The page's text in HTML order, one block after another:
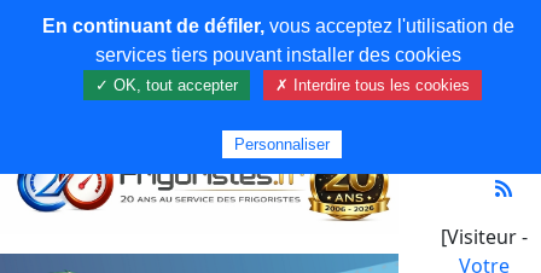
[Visiteur -
Votre
En continuant de défiler,vous acceptez l'utilisation de
services tiers pouvant installer des cookies
✓ OK, tout accepter ✗ Interdire tous les cookies
Personnaliser